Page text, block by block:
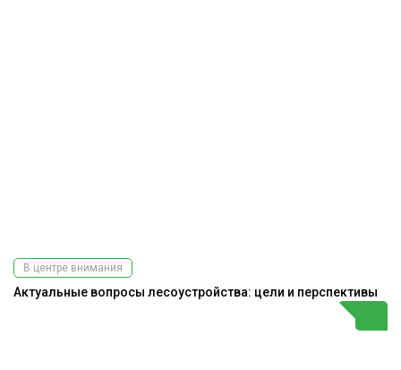
В центре внимания
Актуальные вопросы лесоустройства: цели и перспективы